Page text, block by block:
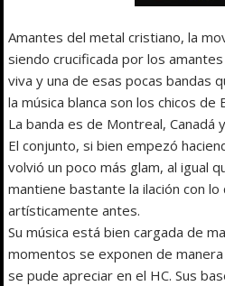
Amantes del metal cristiano, la
siendo crucificada por los
viva y una de esas pocas bandas
la música blanca son los chicos
La banda es de Montreal, Canadá
El conjunto, si bien empezó
volvió un poco más glam, al igual
mantiene bastante la ilación con
artísticamente antes.
Su música está bien cargada de
momentos se exponen de
se pude apreciar en el HC. Sus